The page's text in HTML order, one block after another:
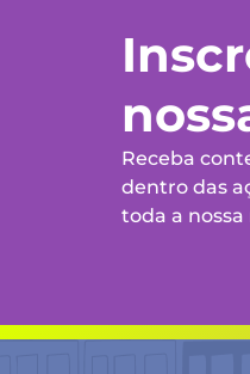
Receba
dentro das
toda a nossa